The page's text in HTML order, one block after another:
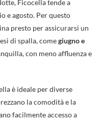
Ficocella tende a
e agosto. Per questo
presto per assicurarsi un
di spalla, comegiugno e
con meno affluenza e
è ideale per diverse
la comodità e la
facilmente accesso a